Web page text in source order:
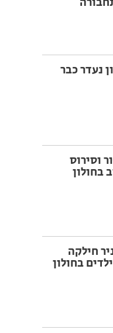
נעדר כבר
וסירוס
בחולון
חילקה
בחולון